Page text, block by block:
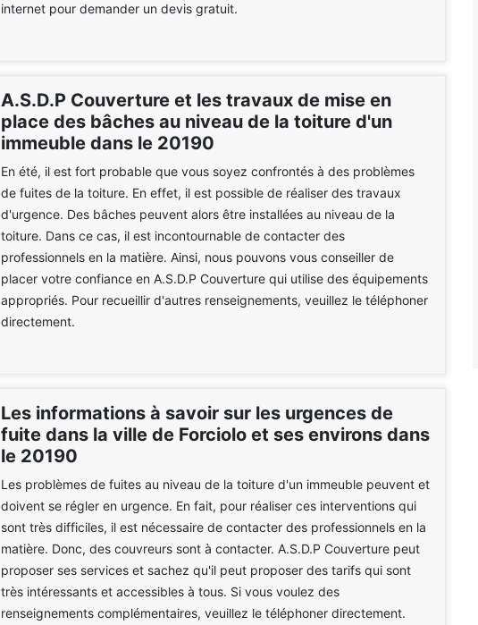
internet pour demander un devis gratuit.
A.S.D.P Couverture et les travaux de mise en
place des bâches au niveau de la toiture d'un
immeuble dans le 20190
En été, il est fort probable que vous soyez confrontés à des problèmes
de fuites de la toiture. En effet, il est possible de réaliser des travaux
d'urgence. Des bâches peuvent alors être installées au niveau de la
toiture. Dans ce cas, il est incontournable de contacter des
professionnels en la matière. Ainsi, nous pouvons vous conseiller de
placer votre confiance en A.S.D.P Couverture qui utilise des équipements
appropriés. Pour recueillir d'autres renseignements, veuillez le téléphoner
directement.
Les informations à savoir sur les urgences de
fuite dans la ville de Forciolo et ses environs dans
le 20190
Les problèmes de fuites au niveau de la toiture d'un immeuble peuvent et
doivent se régler en urgence. En fait, pour réaliser ces interventions qui
sont très difficiles, il est nécessaire de contacter des professionnels en la
matière. Donc, des couvreurs sont à contacter. A.S.D.P Couverture peut
proposer ses services et sachez qu'il peut proposer des tarifs qui sont
très intéressants et accessibles à tous. Si vous voulez des
renseignements complémentaires, veuillez le téléphoner directement.